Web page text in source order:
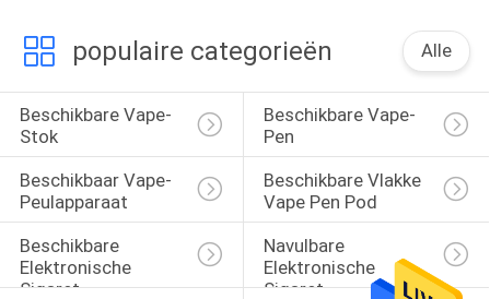
populaire categorieën Alle
Beschikbare Vape-
Stok
Beschikbare Vape-
Pen
Beschikbaar Vape-
Peulapparaat
Beschikbare Vlakke
Vape Pen Pod
Beschikbare
Elektronische
Sigaret
Navulbare
Elektronische
Sigaret